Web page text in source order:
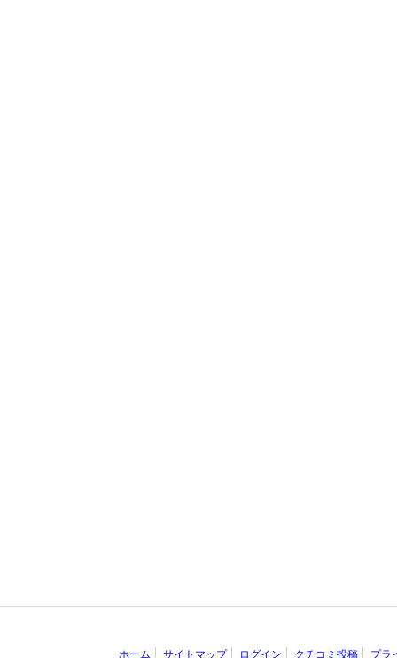
ホーム サイトマップ ログイン クチコミ投稿 プラ